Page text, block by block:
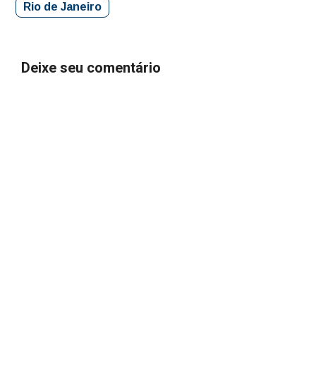
Rio de Janeiro
Deixe seu comentário